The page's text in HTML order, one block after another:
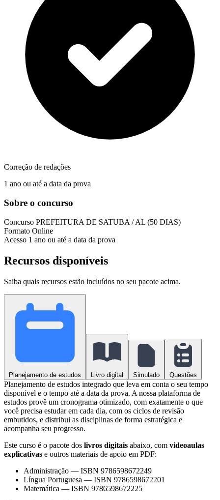
Correção de redações
1 ano ou até a data da prova
Sobre o concurso
Concurso PREFEITURA DE SATUBA / AL (50 DIAS)
Formato Online
Acesso 1 ano ou até a data da prova
Recursos disponíveis
Saiba quais recursos estão incluídos no seu pacote acima.
Planejamento de estudos Livro digital Simulado Questões
Planejamento de estudos integrado que leva em conta o seu tempo
disponível e o tempo até a data da prova. A nossa plataforma de
estudos provê um cronograma otimizado, com exatamente o que
você precisa estudar em cada dia, com os ciclos de revisão
embutidos, e distribui as disciplinas de forma estratégica e
acompanha seu progresso.
Este curso é o pacote dos livros digitais abaixo, com videoaulas
explicativas e outros materiais de apoio em PDF:
Administração — ISBN 9786598672249
Língua Portuguesa — ISBN 9786598672201
Matemática — ISBN 9786598672225